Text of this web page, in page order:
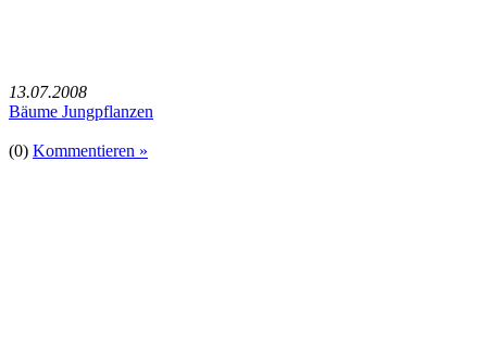
13.07.2008
Bäume Jungpflanzen
(0) Kommentieren »